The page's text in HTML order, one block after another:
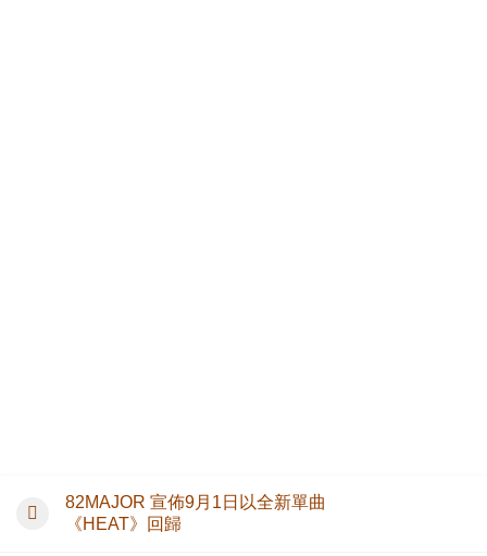
82MAJOR 宣佈9月1日以全新單曲
《HEAT》回歸